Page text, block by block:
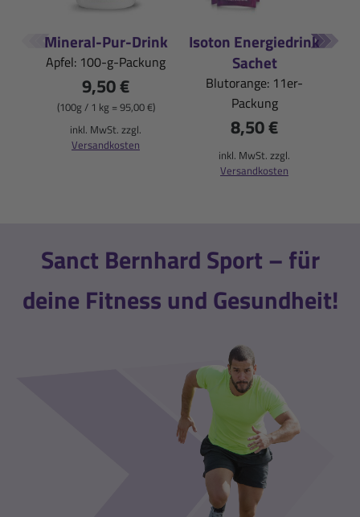
Mineral-Pur-Drink
Apfel: 100-g-Packung
9,50 €
(100g / 1 kg = 95,00 €)
inkl. MwSt. zzgl.
Versandkosten
Isoton Energiedrink
Sachet
Blutorange: 11er-
Packung
8,50 €
inkl. MwSt. zzgl.
Versandkosten
Sanct Bernhard Sport – für
deine Fitness und Gesundheit!